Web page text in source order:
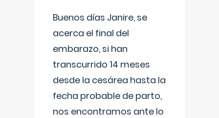
Buenos días Janire, se
acerca el final del
embarazo, si han
transcurrido 14 meses
desde la cesárea hasta la
fecha probable de parto,
nos encontramos ante lo